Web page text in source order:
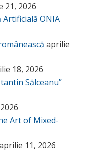
21, 2026
ONIA
aprilie
18, 2026
Sălceanu”
Art of Mixed-
11, 2026